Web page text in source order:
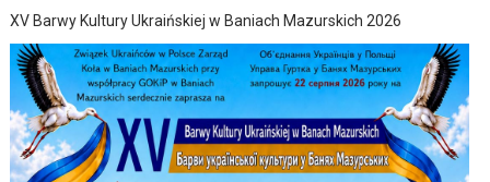
XV Barwy Kultury Ukraińskiej w Baniach Mazurskich 2026